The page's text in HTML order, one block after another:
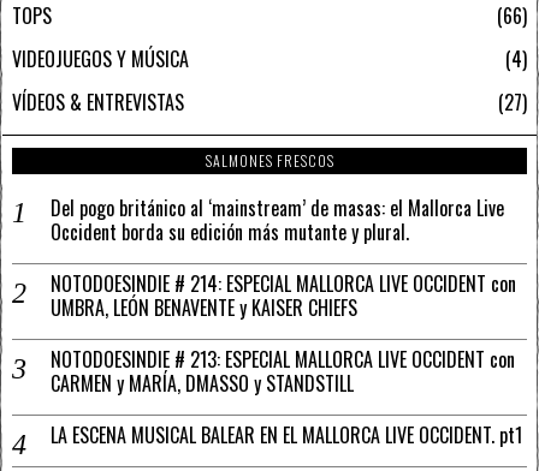
TOPS
66
VIDEOJUEGOS Y MÚSICA
4
VÍDEOS & ENTREVISTAS
27
SALMONES FRESCOS
Del pogo británico al ‘mainstream’ de masas: el Mallorca Live
Occident borda su edición más mutante y plural.
NOTODOESINDIE # 214: ESPECIAL MALLORCA LIVE OCCIDENT con
UMBRA, LEÓN BENAVENTE y KAISER CHIEFS
NOTODOESINDIE # 213: ESPECIAL MALLORCA LIVE OCCIDENT con
CARMEN y MARÍA, DMASSO y STANDSTILL
LA ESCENA MUSICAL BALEAR EN EL MALLORCA LIVE OCCIDENT. pt1